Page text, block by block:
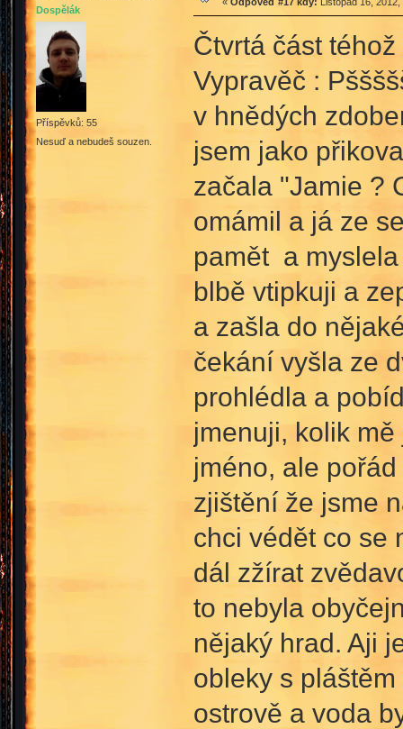
Dospělák
Příspěvků: 55
Nesuď a nebudeš souzen.
Čtvrtá část téhož
Vypravěč :
v hnědých
jsem jako
začala "Jamie ?
omámil a já ze
pamět a
blbě vtipkuji a
a zašla do
čekání vyšla ze
prohlédla a
jmenuji, kolik
jméno, ale
zjištění že jsme
chci védět co se
dál zžírat
to nebyla
nějaký hrad. Aji
obleky s
ostrově a voda